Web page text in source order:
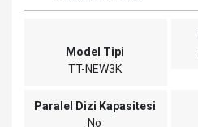
Model Tipi
TT-NEW3K
Paralel Dizi Kapasitesi
No